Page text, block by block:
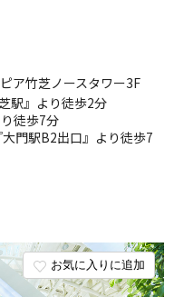
お気に入りに追加
ア竹芝ノースタワー3F
駅』より徒歩2分
徒歩7分
門駅B2出口』より徒歩7